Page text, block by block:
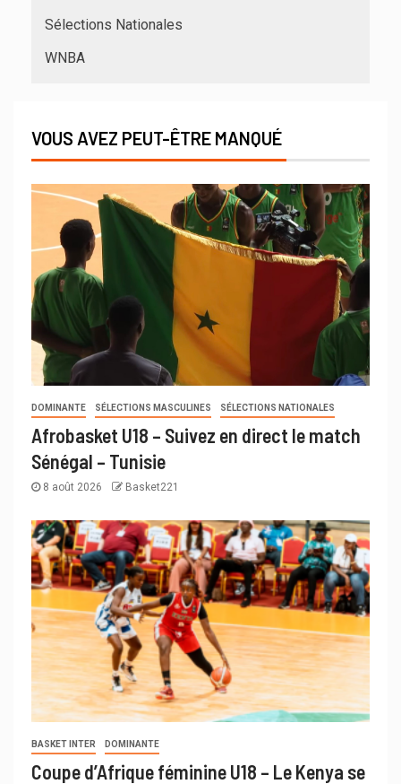
Sélections Nationales
WNBA
VOUS AVEZ PEUT-ÊTRE MANQUÉ
DOMINANTE SÉLECTIONS MASCULINES SÉLECTIONS NATIONALES
Afrobasket U18 – Suivez en direct le match
Sénégal – Tunisie
8 août 2026 Basket221
BASKET INTER DOMINANTE
Coupe d’Afrique féminine U18 – Le Kenya se